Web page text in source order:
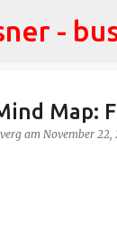
-
Map:
am November 22,